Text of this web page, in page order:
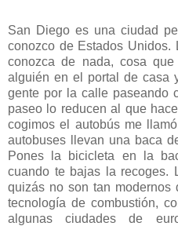
San Diego es una ciudad
conozco de Estados
conozca de nada, cosa
alguién en el portal de casa
gente por la calle paseando
paseo lo reducen al que
cogimos el autobús me
autobuses llevan una baca
Pones la bicicleta en la
cuando te bajas la recoges.
quizás no son tan
tecnología de combustión,
algunas ciudades de